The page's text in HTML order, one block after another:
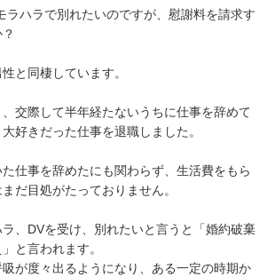
ラハラで別れたいのですが、慰謝料を請求す
と同棲しています。
交際して半年経たないうちに仕事を辞めて
好きだった仕事を退職しました。
仕事を辞めたにも関わらず、生活費をもら
だ目処がたっておりません。
、DVを受け、別れたいと言うと「婚約破棄
と言われます。
が度々出るようになり、ある一定の時期か